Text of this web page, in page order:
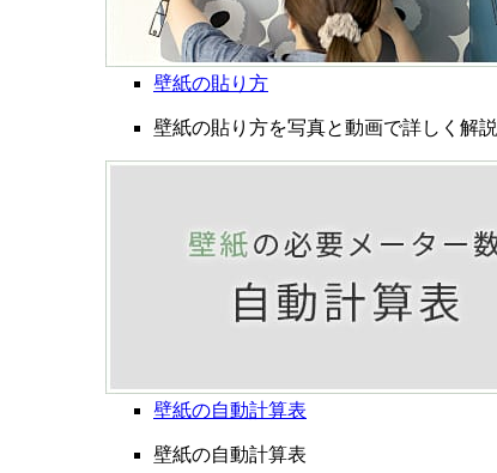
壁紙の貼り方
壁紙の貼り方を写真と動画で詳しく解説
壁紙の自動計算表
壁紙の自動計算表